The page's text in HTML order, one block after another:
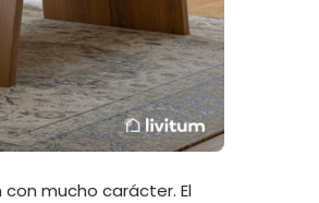
mucho carácter. El